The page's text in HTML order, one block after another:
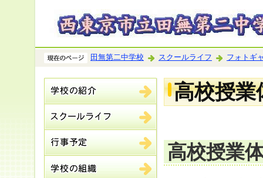
田無第二中学校 スクールライフ フォトギ
高校授業
高校授業